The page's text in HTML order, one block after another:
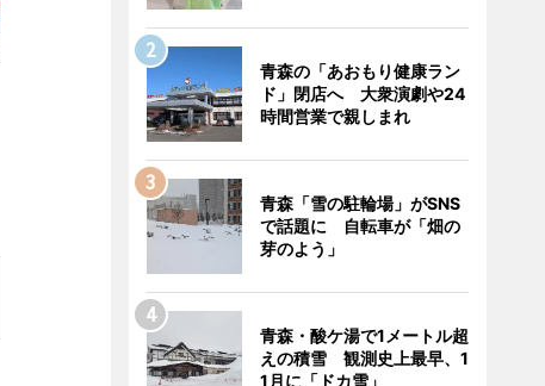
青森の「あおもり健康ラン
ド」閉店へ 大衆演劇や24
時間営業で親しまれ
青森「雪の駐輪場」がSNS
で話題に 自転車が「畑の
芽のよう」
青森・酸ケ湯で1メートル超
えの積雪 観測史上最早、1
1月に「ドカ雪」